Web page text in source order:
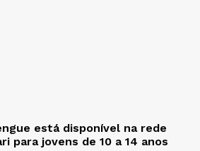
está disponível na rede
para jovens de 10 a 14 anos